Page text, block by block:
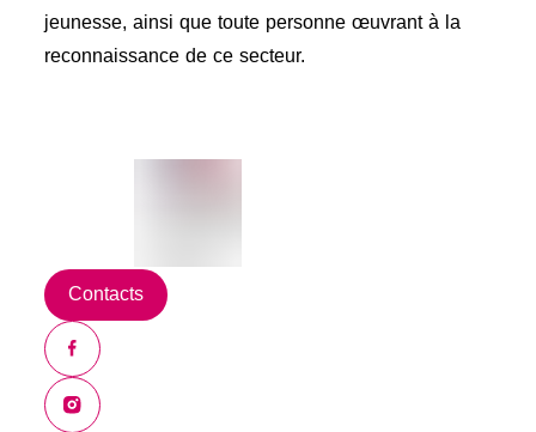
jeunesse, ainsi que toute personne œuvrant à la
reconnaissance de ce secteur.
Contacts